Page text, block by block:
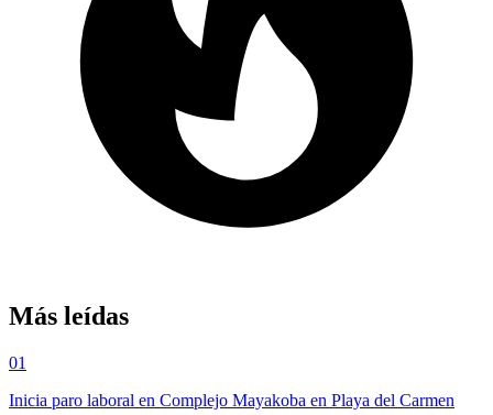
Más leídas
01
Inicia paro laboral en Complejo Mayakoba en Playa del Carmen